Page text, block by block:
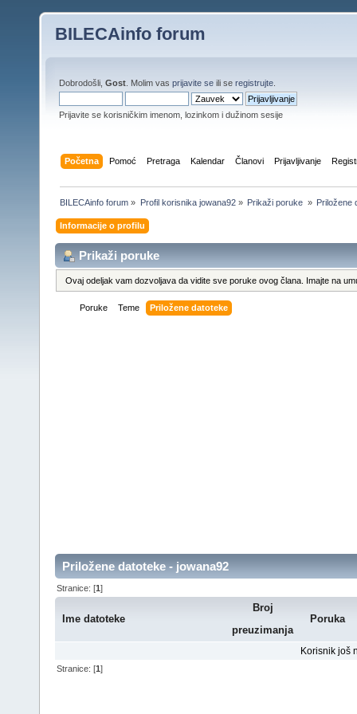
BILECAinfo forum
Dobrodošli, Gost . Molim vas prijavite se ili se registrujte
Prijavite se korisničkim imenom, lozinkom i dužinom sesije
Početna Pomoć Pretraga Kalendar Članovi Prijavljivanje
BILECAinfo forum » Profil korisnika jowana92» Prikaži poruke » Priložene
Informacije o profilu
Prikaži poruke
Ovaj odeljak vam dozvoljava da vidite sve poruke ovog člana. Imajte na
Poruke Teme Priložene datoteke
Priložene datoteke - jowana92
Stranice: [1]
Ime datoteke
Broj
preuzimanja
Poruka
Korisnik još
Stranice: [1]